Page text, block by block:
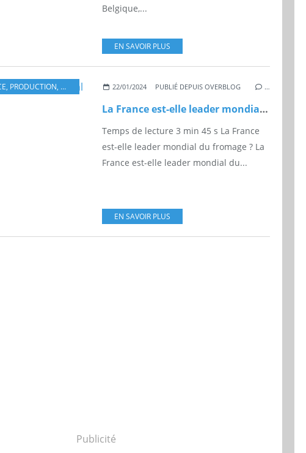
Belgique,...
EN SAVOIR PLUS
, PRODUCTION, EXPORTATIONS,LAIT,EMC-MAGAZINE.COM,LEADER
22/01/2024 PUBLIÉ DEPUIS OVERBLOG …
La France est-elle leader mondial du fromage ?
Temps de lecture 3 min 45 s La France
est-elle leader mondial du fromage ? La
France est-elle leader mondial du...
EN SAVOIR PLUS
Publicité